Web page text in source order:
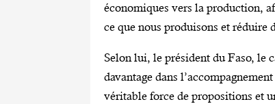
économiques vers la production,
ce que nous produisons et réduire
Selon lui, le président du Faso, le
davantage dans
véritable force de propositions et